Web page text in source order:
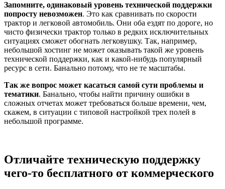
Запомните, одинаковый уровень технической поддержки
попросту невозможен. Это как сравнивать по скорости
трактор и легковой автомобиль. Они оба ездят по дороге, но
чисто физически трактор только в редких исключительных
ситуациях сможет обогнать легковушку. Так, например,
небольшой хостинг не может оказывать такой же уровень
технической поддержки, как и какой-нибудь популярный
ресурс в сети. Банально потому, что не те масштабы.
Так же вопрос может касаться самой сути проблемы и
тематики. Банально, чтобы найти причину ошибки в
сложных отчетах может требоваться больше времени, чем,
скажем, в ситуации с типовой настройкой трех полей в
небольшой программе.
Отличайте техническую поддержку
чего-то бесплатного от коммерческого